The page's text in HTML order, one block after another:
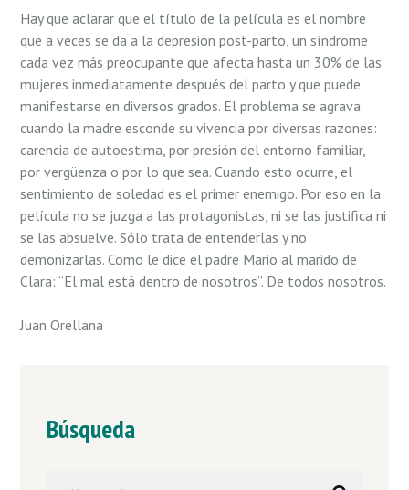
Hay que aclarar que el título de la película es el nombre
que a veces se da a la depresión post-parto, un síndrome
cada vez más preocupante que afecta hasta un 30% de las
mujeres inmediatamente después del parto y que puede
manifestarse en diversos grados. El problema se agrava
cuando la madre esconde su vivencia por diversas razones:
carencia de autoestima, por presión del entorno familiar,
por vergüenza o por lo que sea. Cuando esto ocurre, el
sentimiento de soledad es el primer enemigo. Por eso en la
película no se juzga a las protagonistas, ni se las justifica ni
se las absuelve. Sólo trata de entenderlas y no
demonizarlas. Como le dice el padre Mario al marido de
Clara: “El mal está dentro de nosotros”. De todos nosotros.
Juan Orellana
Búsqueda